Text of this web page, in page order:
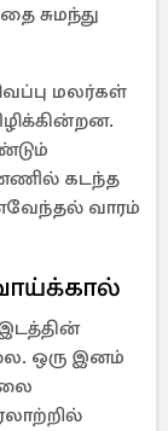
சுமந்து
மலர்கள்
கடந்த
வாரம்
ஒரு இனம்